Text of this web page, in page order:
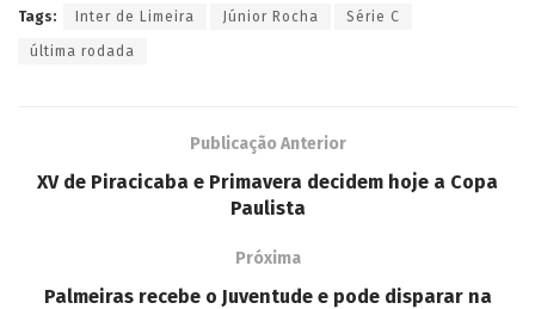
Tags: Inter de Limeira Júnior Rocha Série C
última rodada
Publicação Anterior
XV de Piracicaba e Primavera decidem hoje a Copa
Paulista
Próxima
Palmeiras recebe o Juventude e pode disparar na